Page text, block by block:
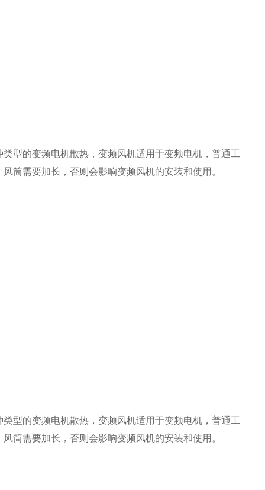
型的变频电机散热，变频风机适用于变频电机，普通工
筒需要加长，否则会影响变频风机的安装和使用。
型的变频电机散热，变频风机适用于变频电机，普通工
筒需要加长，否则会影响变频风机的安装和使用。